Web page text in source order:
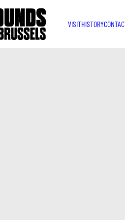
VISITHISTORY